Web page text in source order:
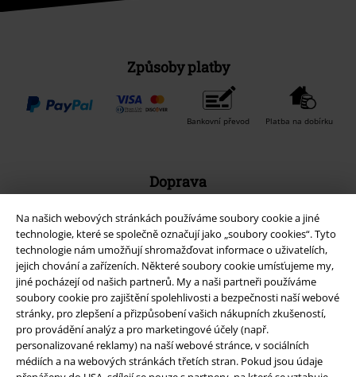
Na našich webových stránkách používáme soubory cookie a jiné
technologie, které se společně označují jako „soubory cookies“. Tyto
technologie nám umožňují shromažďovat informace o uživatelích,
jejich chování a zařízeních. Některé soubory cookie umísťujeme my,
jiné pocházejí od našich partnerů. My a naši partneři používáme
soubory cookie pro zajištění spolehlivosti a bezpečnosti naší webové
stránky, pro zlepšení a přizpůsobení vašich nákupních zkušeností,
pro provádění analýz a pro marketingové účely (např.
personalizované reklamy) na naší webové stránce, v sociálních
médiích a na webových stránkách třetích stran. Pokud jsou údaje
Způsoby platby
Bankovní převod Platba na dobírku
Doprava
Balíkovna Balík Do ruky
EMP aplikaci
Stáhněte si novou EMP aplikaci zdarma a využijte všechny nové
funkce a výhody!